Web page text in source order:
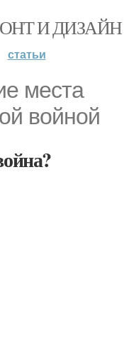
И ДИЗАЙН
статьи
места
войной